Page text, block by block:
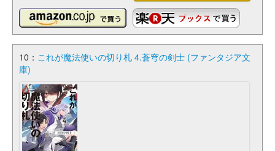
10： これが魔法使いの切り札 4.蒼穹の剣士 (ファンタジア文
庫)